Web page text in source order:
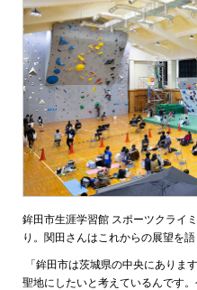
鉾田市生涯学習館 スポーツクライ
り。関田さんはこれからの展望を語
「鉾田市は茨城県の中央にありま
聖地にしたいと考えているんです